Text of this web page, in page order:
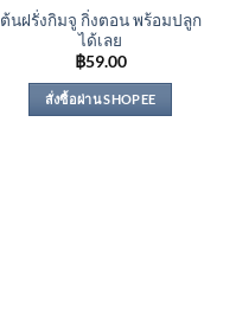
ต้นฝรั่งกิมจู กิ่งตอน พร้อมปลูก
ได้เลย
฿59.00
สั่งซื้อผ่าน SHOPEE